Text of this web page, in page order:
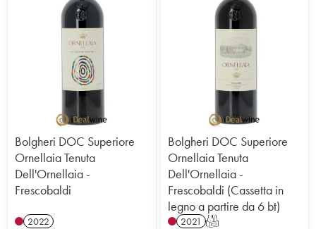
Bolgheri DOC Superiore
Ornellaia Tenuta
Dell'Ornellaia -
Frescobaldi
2022
Bolgheri DOC Superiore
Ornellaia Tenuta
Dell'Ornellaia -
Frescobaldi (Cassetta in
legno a partire da 6 bt)
2021 T